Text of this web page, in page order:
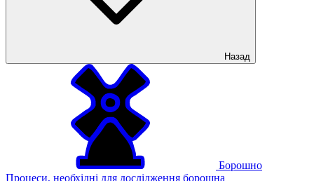
Назад
Борошно
Процеси, необхідні для дослідження борошна